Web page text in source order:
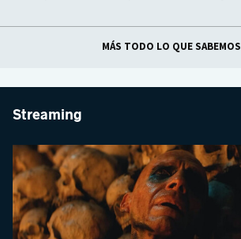
MÁS TODO LO QUE SABEMOS
Streaming